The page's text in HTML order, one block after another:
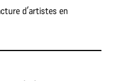
d’artistes en